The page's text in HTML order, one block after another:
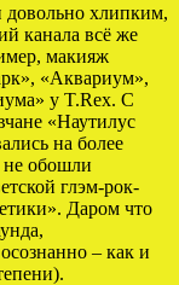
хлипким,
канала всё же
макияж
«Аквариум»,
у T.Rex. С
«Наутилус
на более
обошли
глэм-рок-
Даром что
– как и